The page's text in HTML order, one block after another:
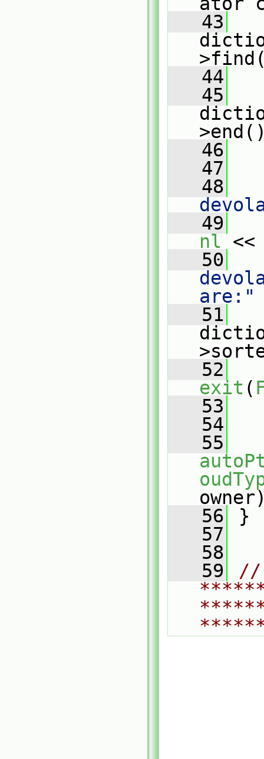
   43
   44
   45
   46
   47
   48
   49
nl
   50
are:"
   51
   52
exit (
   53
   54
   55
   56
}
   57
   58
   59
//